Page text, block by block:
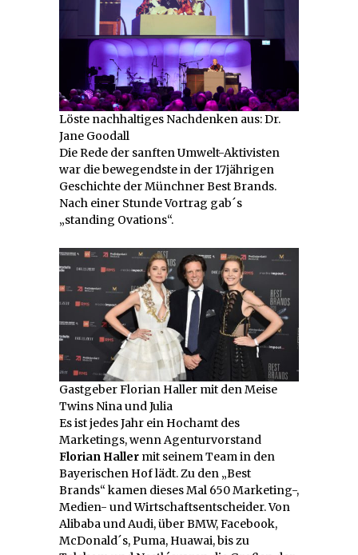
Löste nachhaltiges Nachdenken aus: Dr.
Jane Goodall
Die Rede der sanften Umwelt-Aktivisten
war die bewegendste in der 17jährigen
Geschichte der Münchner Best Brands.
Nach einer Stunde Vortrag gab´s
„standing Ovations“.
Gastgeber Florian Haller mit den Meise
Twins Nina und Julia
Es ist jedes Jahr ein Hochamt des
Marketings, wenn Agenturvorstand
Florian Haller mit seinem Team in den
Bayerischen Hof lädt. Zu den „Best
Brands“ kamen dieses Mal 650 Marketing-,
Medien- und Wirtschaftsentscheider. Von
Alibaba und Audi, über BMW, Facebook,
McDonald´s, Puma, Huawai, bis zu